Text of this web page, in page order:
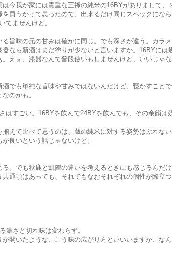
今我が家には貴重な王祿の純米の16BYがありまして、
買うかって思ったので、出来るだけ同じスペックにな
てませんけど。
旨味の元の甘みは確かに同じ。でも深さが違う。カラ
なら新酒はまだ塗りが少ないと言いますか。16BYには
えぇ、漆器なんて普段使いもしませんけど、いいじゃ
でも単純な旨味や甘みではないんだけど、寝かすこと
のかも。
はすごい。16BYを飲んで24BYを飲んでも、その余韻は
えて比べて思うのは、蔵の純米に対する姿勢はぶれな
良いという話じゃないけど。
。でも秋鹿と凱陣の違いを考えるときにも感じるんだ
通項はあっても、それでもなおそれぞれの個性が際立
濃さと切れ味は変わらず。
開いたような、こう味の広がり方といいいますか、な